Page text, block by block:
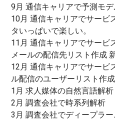
9月 通信キャリアで予測モ
10月 通信キャリアでサービ
タいっぱいで楽しい。
11月 通信キャリアでサービ
メールの配信先リスト作成
12月 通信キャリアでサービ
ル配信のユーザーリスト作
1月 求人媒体の自然言語解析
2月 調査会社で時系列解析
3月 調査会社でディープラ